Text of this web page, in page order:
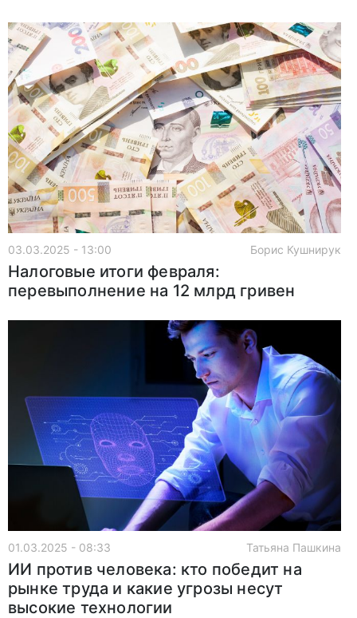
03.03.2025 - 13:00 Борис Кушнирук
Налоговые итоги февраля:
перевыполнение на 12 млрд гривен
01.03.2025 - 08:33 Татьяна Пашкина
ИИ против человека: кто победит на
рынке труда и какие угрозы несут
высокие технологии